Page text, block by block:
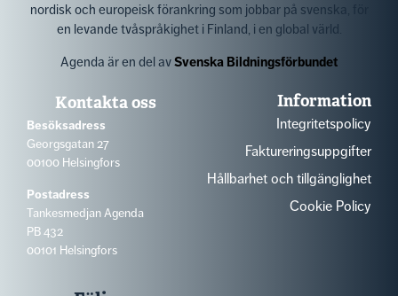
nordisk och europeisk förankring som jobbar på svenska, för
en levande tvåspråkighet i Finland, i en global värld.
Agenda är en del avSvenska Bildningsförbundet
Kontakta oss
Besöksadress
Georgsgatan 27
00100 Helsingfors
Postadress
Tankesmedjan Agenda
PB 432
00101 Helsingfors
Information
Integritetspolicy
Faktureringsuppgifter
Hållbarhet och tillgänglighet
Cookie Policy